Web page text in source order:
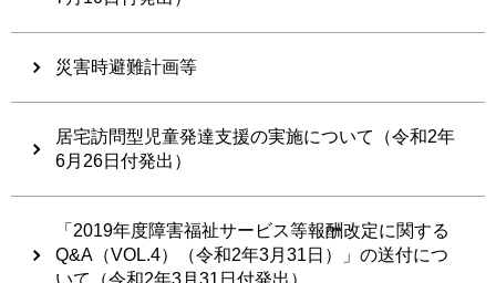
災害時避難計画等
居宅訪問型児童発達支援の実施について（令和2年
6月26日付発出）
「2019年度障害福祉サービス等報酬改定に関する
Q&A（VOL.4）（令和2年3月31日）」の送付につ
いて（令和2年3月31日付発出）